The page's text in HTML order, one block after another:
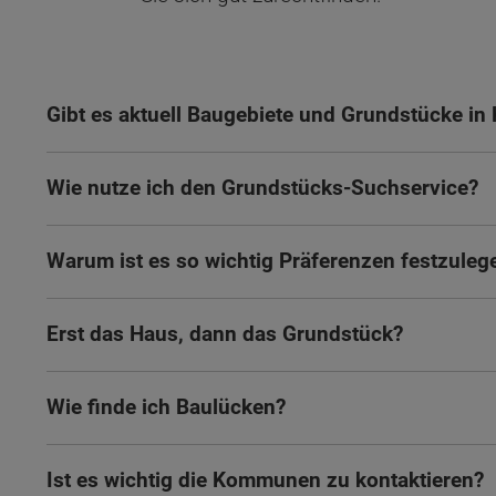
Gibt es aktuell Baugebiete und Grundstücke in
Wie nutze ich den Grundstücks-Suchservice?
Warum ist es so wichtig Präferenzen
Erst das Haus, dann das Grundstück?
Wie finde ich Baulücken?
Ist es wichtig die Kommunen zu kontaktieren?
Wonach